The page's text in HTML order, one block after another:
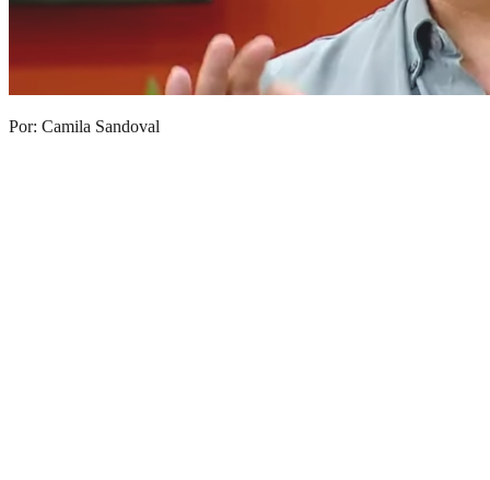
Por: Camila Sandoval